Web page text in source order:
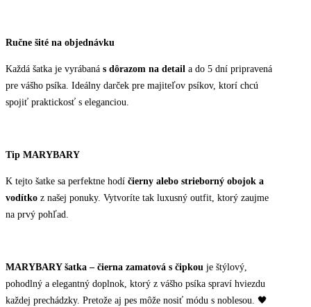
Ručne šité na objednávku
Každá šatka je vyrábaná s dôrazom na detail a do 5 dní pripravená
pre vášho psíka. Ideálny darček pre majiteľov psíkov, ktorí chcú
spojiť praktickosť s eleganciou.
Tip MARYBARY
K tejto šatke sa perfektne hodí čierny alebo strieborný obojok a
vodítko z našej ponuky. Vytvoríte tak luxusný outfit, ktorý zaujme
na prvý pohľad.
MARYBARY šatka – čierna zamatová s čipkou je štýlový,
pohodlný a elegantný doplnok, ktorý z vášho psíka spraví hviezdu
každej prechádzky. Pretože aj pes môže nosiť módu s noblesou. 🖤